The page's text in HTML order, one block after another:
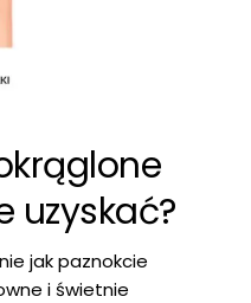
uzyskać?
jak paznokcie
i świetnie